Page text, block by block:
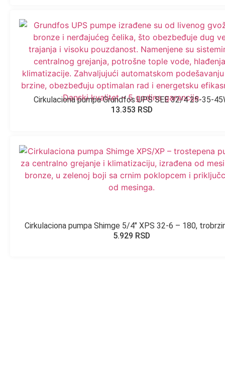
Cirkulaciona pumpa Grundfos UPS SEE 32/4 25-35-
13.353 RSD
Cirkulaciona pumpa Shimge 5/4″ XPS 32-6 – 180,
5.929 RSD